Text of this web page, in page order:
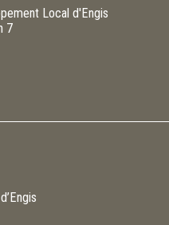
Local d'Engis
7